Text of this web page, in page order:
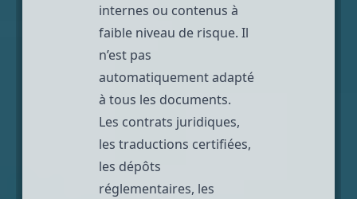
internes ou contenus à
faible niveau de risque. Il
n’est pas
automatiquement adapté
à tous les documents.
Les contrats juridiques,
les traductions certifiées,
les dépôts
réglementaires, les